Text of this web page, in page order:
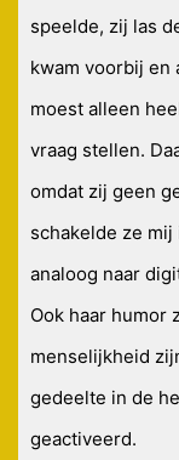
speelde, zij las
kwam voorbij en
moest alleen
vraag stellen.
omdat zij geen
schakelde ze mij
analoog naar
Ook haar humor
menselijkheid
gedeelte in de
geactiveerd.